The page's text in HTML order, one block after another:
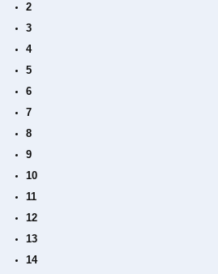
2
3
4
5
6
7
8
9
10
11
12
13
14